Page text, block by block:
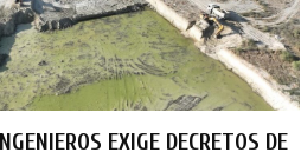
EXIGE DECRETOS DE